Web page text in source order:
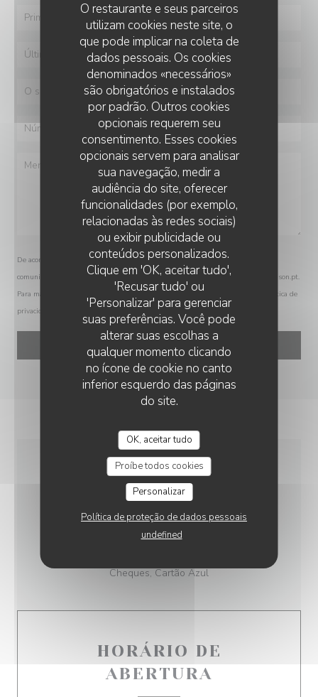
O restaurante e seus parceiros
utilizam cookies neste site, o
que pode implicar na coleta de
dados pessoais. Os cookies
denominados «necessários»
são obrigatórios e instalados
por padrão. Outros cookies
opcionais requerem seu
consentimento. Esses cookies
opcionais servem para analisar
sua navegação, medir a
audiência do site, oferecer
funcionalidades (por exemplo,
relacionadas às redes sociais)
ou exibir publicidade ou
conteúdos personalizados.
Clique em 'OK, aceitar tudo',
'Recusar tudo' ou
'Personalizar' para gerenciar
suas preferências. Você pode
alterar suas escolhas a
qualquer momento clicando
no ícone de cookie no canto
inferior esquerdo das páginas
do site.
OK, aceitar tudo
Proíbe todos cookies
Personalizar
Política de proteção de dados pessoais
undefined
De acordo com a legislação de proteção de dados, tem o direito de se opor a
comunicações de marketing. Pode registar-se na Lista Robinson através de
robinson.pt.
Para mais informações sobre o tratamento dos seus dados, consulte a nossa
política de
privacidade
INFORMAÇÕES GERAIS
MÉTODOS DE PAGAMENTO
Apple Pay, Ticket Restaurante, Cheque Sodexo,
Cheques, Cartão Azul
HORÁRIO DE
ABERTURA
CHEZ PATACOL LS